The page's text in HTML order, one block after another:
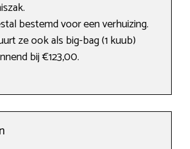
bestemd voor een verhuizing.
ze ook als big-bag (1 kuub)
bij €123,00.